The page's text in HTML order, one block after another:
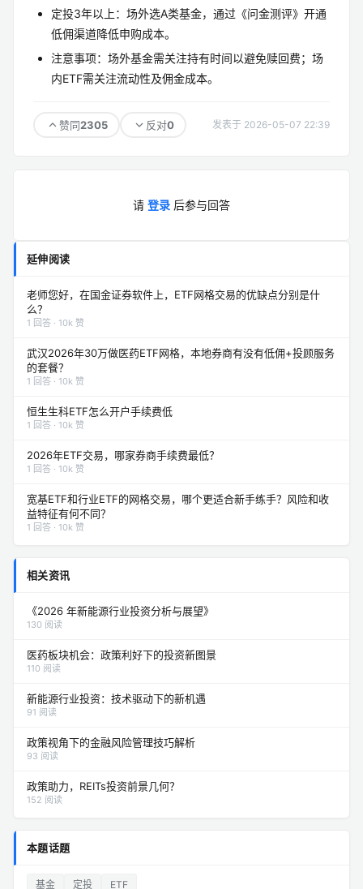
定投3年以上：场外选A类基金，通过《问金测评》开通
低佣渠道降低申购成本。
注意事项：场外基金需关注持有时间以避免赎回费；场
内ETF需关注流动性及佣金成本。
赞同2305 反对0 发表于 2026-05-07 22:39
请 登录 后参与回答
延伸阅读
老师您好，在国金证券软件上，ETF网格交易的优缺点分别是什
么？
1 回答 · 10k 赞
武汉2026年30万做医药ETF网格，本地券商有没有低佣+投顾服务
的套餐？
1 回答 · 10k 赞
恒生生科ETF怎么开户手续费低
1 回答 · 10k 赞
2026年ETF交易，哪家券商手续费最低？
1 回答 · 10k 赞
宽基ETF和行业ETF的网格交易，哪个更适合新手练手？风险和收
益特征有何不同？
1 回答 · 10k 赞
相关资讯
《2026 年新能源行业投资分析与展望》
130 阅读
医药板块机会：政策利好下的投资新图景
110 阅读
新能源行业投资：技术驱动下的新机遇
91 阅读
政策视角下的金融风险管理技巧解析
93 阅读
政策助力，REITs投资前景几何？
152 阅读
本题话题
基金 定投 ETF